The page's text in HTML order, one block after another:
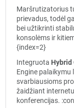
Maršrutizatorius
prievadus, todėl
bei užtikrinti
konsolėms ir
{index=2}
Integruota Hybrid
Engine
svarbiausioms
žaidžiant
konferencijas.